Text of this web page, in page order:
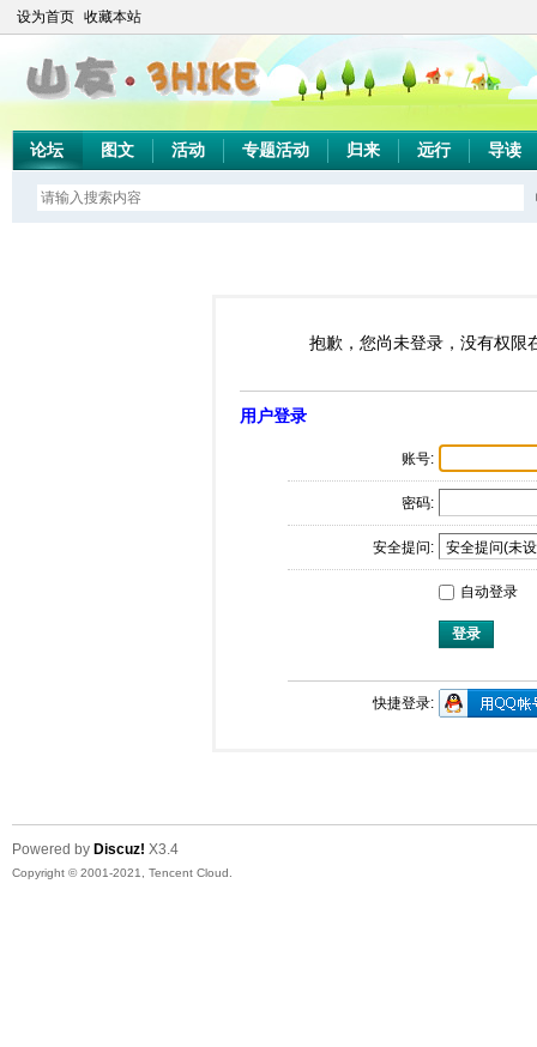
设为首页 收藏本站
论坛 图文 活动 专题活动 归来 远行 导读
抱歉，您尚未登录，没有权限
用户登录
账号:
密码:
安全提问:
自动登录
登录
快捷登录:
Powered by Discuz! X3.4
Copyright © 2001-2021, Tencent Cloud.